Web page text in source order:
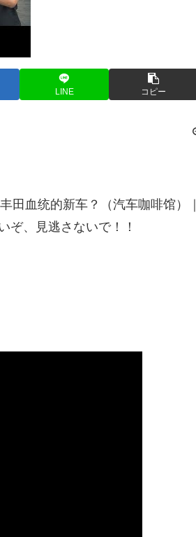
LINE コピー
田血统的新车？（汽车咖啡馆）｜
ぞ、見逃さないで！！